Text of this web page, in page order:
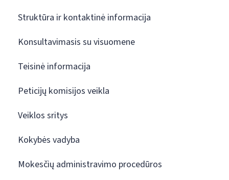
Struktūra ir kontaktinė informacija
Konsultavimasis su visuomene
Teisinė informacija
Peticijų komisijos veikla
Veiklos sritys
Kokybės vadyba
Mokesčių administravimo procedūros